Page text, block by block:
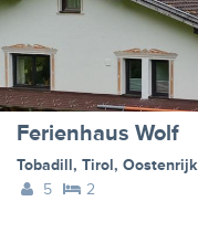
Ferienhaus Wolf
Tobadill, Tirol, Oostenrijk
5
2